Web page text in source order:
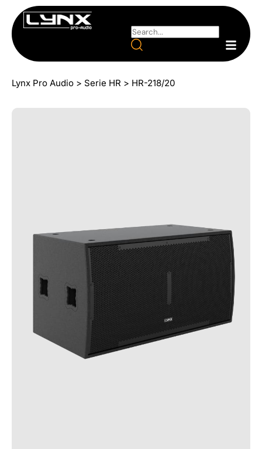
Lynx Pro Audio > Serie HR > HR-218/20